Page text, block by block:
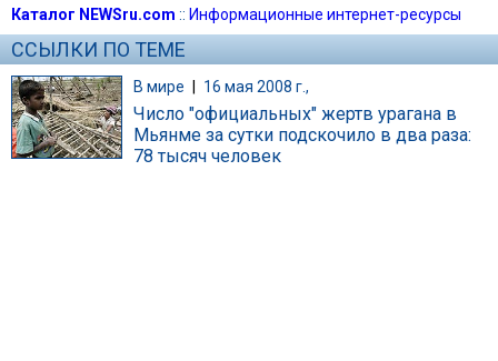
Каталог NEWSru.com :: Информационные интернет-ресурсы
ССЫЛКИ ПО ТЕМЕ
В мире | 16 мая 2008 г.,
Число "официальных" жертв урагана в
Мьянме за сутки подскочило в два раза:
78 тысяч человек